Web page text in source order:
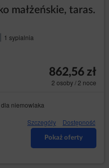
małżeńskie, taras.
1 sypialnia
862,56 zł
2 osoby / 2 noce
niemowlaka
Szczegóły Dostępność
Pokaż oferty